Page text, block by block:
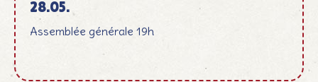
28.05.
Assemblée générale 19h